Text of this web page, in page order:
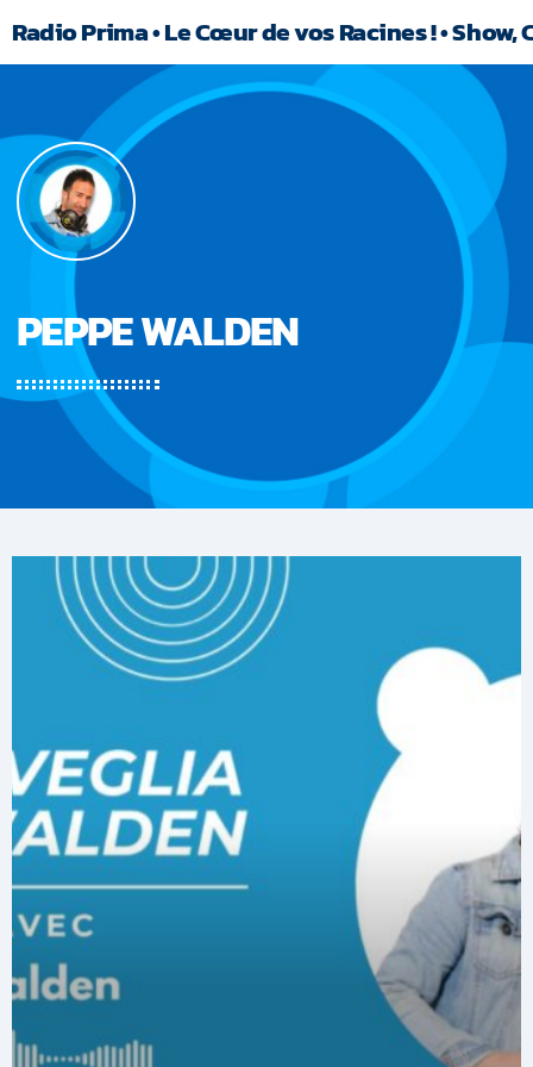
Radio Prima • Le Cœur de vos Racines ! •
PEPPE WALDEN